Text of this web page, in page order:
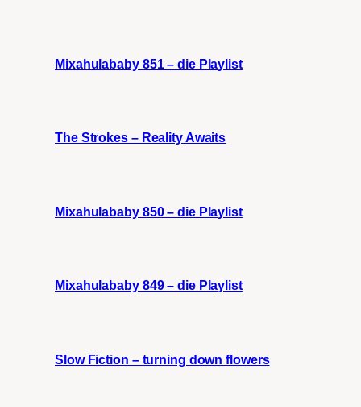
Mixahulababy 851 – die Playlist
The Strokes – Reality Awaits
Mixahulababy 850 – die Playlist
Mixahulababy 849 – die Playlist
Slow Fiction – turning down flowers